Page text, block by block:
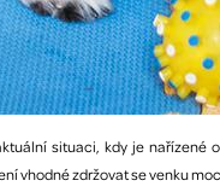
situaci, kdy je
vhodné zdržovat se venku